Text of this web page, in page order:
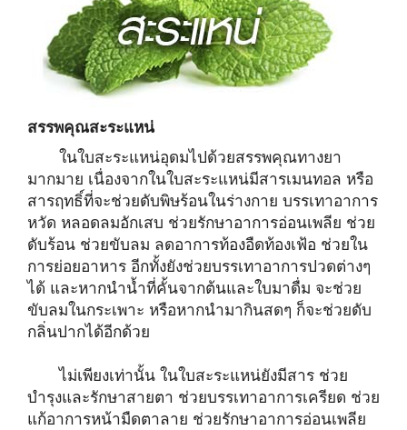
สรรพคุณสะระแหน่
ในใบสะระแหน่อุดมไปด้วยสรรพคุณทางยา
มากมาย เนื่องจากในใบสะระแหน่มีสารเมนทอล หรือ
สารฤทธิ์ที่จะช่วยดับพิษร้อนในร่างกาย บรรเทาอาการ
หวัด หลอดลมอักเสบ ช่วยรักษาอาการอ่อนเพลีย ช่วย
ดับร้อน ช่วยขับลม ลดอาการท้องอืดท้องเฟ้อ ช่วยใน
การย่อยอาหาร อีกทั้งยังช่วยบรรเทาอาการปวดต่างๆ
ได้ และหากนำน้ำที่คั้นจากต้นและใบมาดื่ม จะช่วย
ขับลมในกระเพาะ หรือหากนำมากินสดๆ ก็จะช่วยดับ
กลิ่นปากได้อีกด้วย
ไม่เพียงเท่านั้น ในใบสะระแหน่ยังมีสาร ช่วย
บำรุงและรักษาสายตา ช่วยบรรเทาอาการเครียด ช่วย
แก้อาการหน้ามืดตาลาย ช่วยรักษาอาการอ่อนเพลีย